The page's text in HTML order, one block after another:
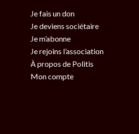
Je fais un don
Je deviens sociétaire
Je m’abonne
Je rejoins l’association
À propos de Politis
Mon compte